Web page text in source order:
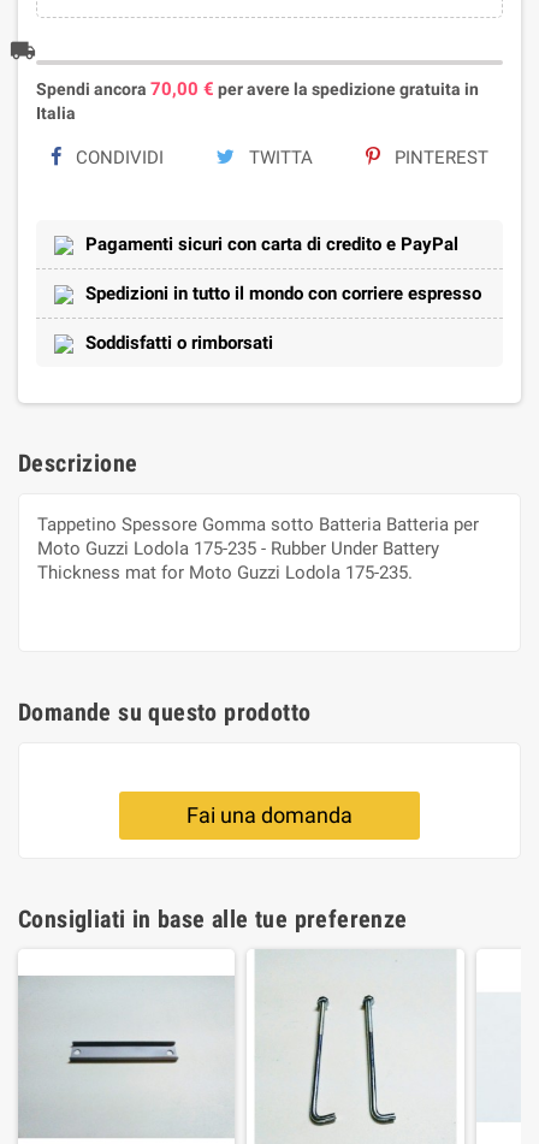
local_shipping
Spendi ancora 70,00 € per avere la spedizione gratuita in
Italia
CONDIVIDI TWITTA PINTEREST
Pagamenti sicuri con carta di credito e PayPal
Spedizioni in tutto il mondo con corriere espresso
Soddisfatti o rimborsati
Descrizione
Tappetino Spessore Gomma sotto Batteria Batteria per
Moto Guzzi Lodola 175-235 - Rubber Under Battery
Thickness mat for Moto Guzzi Lodola 175-235.
Domande su questo prodotto
Fai una domanda
Consigliati in base alle tue preferenze